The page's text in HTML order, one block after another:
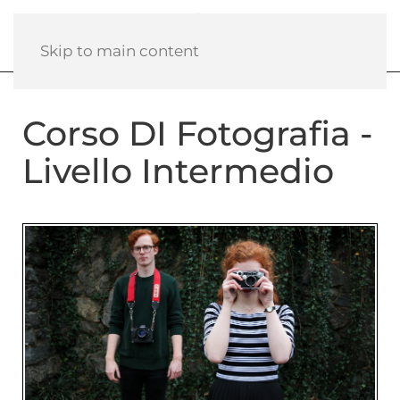
Skip to main content
Corso DI Fotografia -
Livello Intermedio